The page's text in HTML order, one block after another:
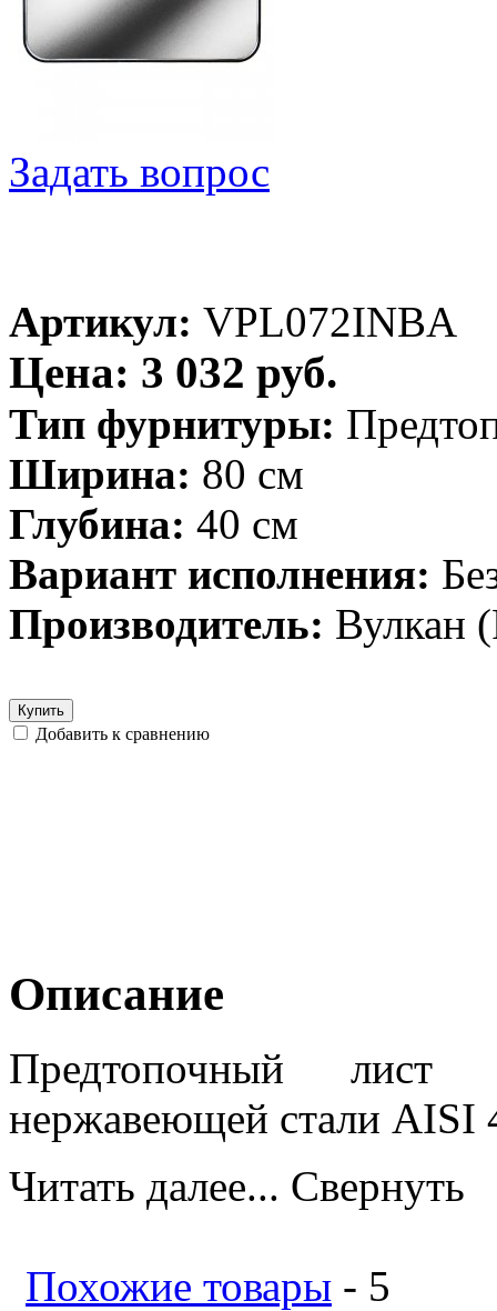
Задать вопрос
Артикул: VPL072INBA
Цена: 3 032 руб.
Тип фурнитуры:
Ширина: 80 см
Глубина: 40 см
Вариант исполнения:
Производитель: Вулкан
Купить
Добавить к сравнению
Описание
Предтопочный лист
нержавеющей стали AISI
Читать далее... Свернуть
Похожие товары - 5